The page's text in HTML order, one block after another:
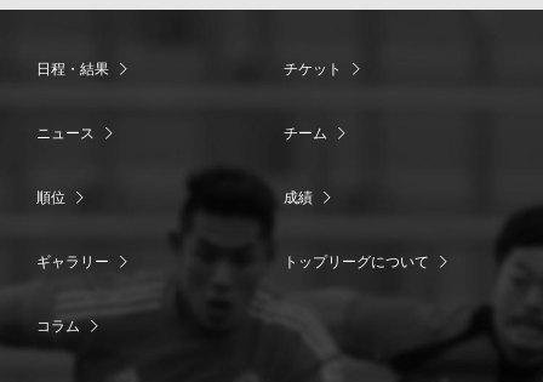
日程・結果 チケット
ニュース チーム
順位 成績
ギャラリー トップリーグについて
コラム